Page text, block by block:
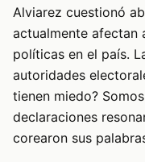
Alviarez cuestionó
actualmente afectan
políticas en el país.
autoridades
tienen miedo?
declaraciones
corearon sus